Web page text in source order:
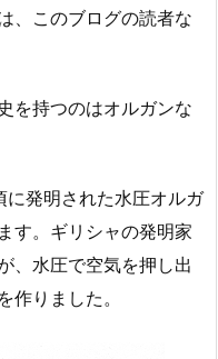
、このブログの読者な
を持つのはオルガンな
発明された水圧オルガ
す。ギリシャの発明家
、水圧で空気を押し出
作りました。